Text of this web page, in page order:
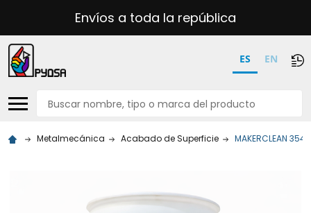
Envíos a toda la república
ES EN
Buscar
Metalmecánica Acabado de Superficie MAKERCLEAN